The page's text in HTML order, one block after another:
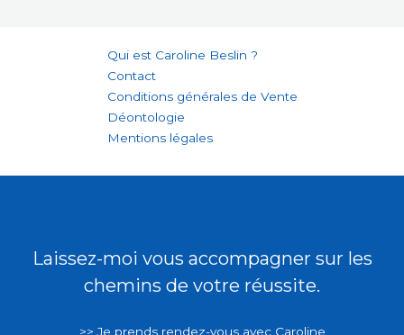
Qui est Caroline Beslin ?
Contact
Conditions générales de Vente
Déontologie
Mentions légales
Laissez-moi vous accompagner sur les
chemins de votre réussite.
>> Je prends rendez-vous avec Caroline